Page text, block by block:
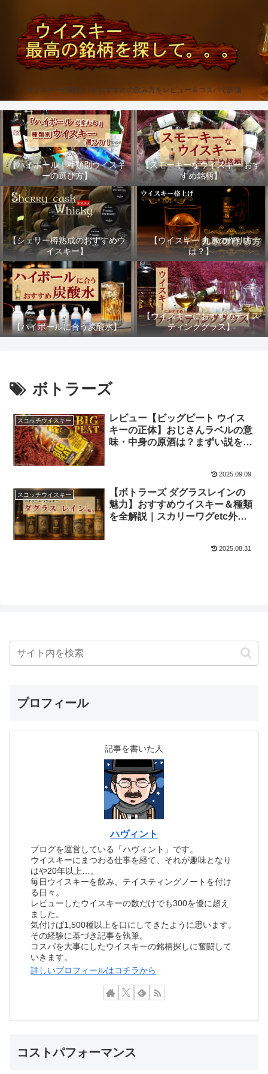
ウイスキーの味わいやおすすめの飲み方をレビュー＆コスパで評価
【ハイボール｜種類別ウイスキ
ーの選び方】
【スモーキーなウイスキー おす
すめ銘柄】
【シェリー樽熟成のおすすめウ
イスキー】
【ウイスキー 丸氷の作り方
は？】
【ハイボールに合う炭酸水】
【ウイスキーにおすすめテイス
ティンググラス】
ボトラーズ
スコッチウイスキー
レビュー【ビッグピート ウイス
キーの正体】おじさんラベルの意
味・中身の原酒は？まずい説をコ
2025.09.09
スコッチウイスキー
【ボトラーズ ダグラスレインの
魅力】おすすめウイスキー＆種類
を全解説｜スカリーワグetc外せ
2025.08.31
プロフィール
記事を書いた人
ハヴィント
ブログを運営している「ハヴィント」です。
ウイスキーにまつわる仕事を経て、それが趣味となり
はや20年以上…。
毎日ウイスキーを飲み、テイスティングノートを付け
る日々。
レビューしたウイスキーの数だけでも300を優に超え
ました。
気付けば1,500種以上を口にしてきたように思います。
その経験に基づき記事を執筆。
コスパを大事にしたウイスキーの銘柄探しに奮闘して
いきます。
詳しいプロフィールはコチラから
コストパフォーマンス